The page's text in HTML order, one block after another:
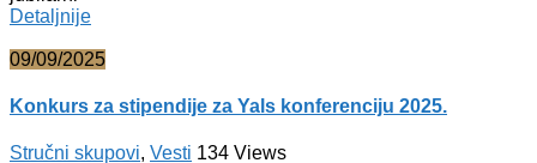
Detaljnije
09/09/2025
Konkurs za stipendije za Yals konferenciju 2025.
Stručni skupovi, Vesti 134 Views